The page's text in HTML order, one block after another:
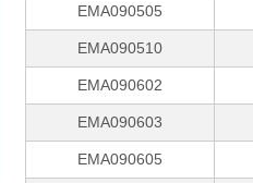
EMA090505
EMA090510
EMA090602
EMA090603
EMA090605